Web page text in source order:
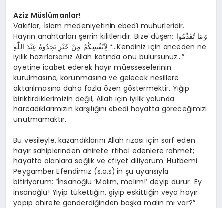
Aziz Müslümanlar!
Vakıflar, İslam medeniyetinin ebedî mühürleridir.
Hayrın anahtarları şerrin kilitleridir. Bize düşen; وَمَا تُقَدِّمُوا
لِاَنْفُسِكُمْ مِنْ خَيْرٍ تَجِدُوهُ عِنْدَ اللّٰهِ “…Kendiniz için önceden ne
iyilik hazırlarsanız Allah katında onu bulursunuz…”
ayetine icabet ederek hayır müesseselerinin
kurulmasına, korunmasına ve gelecek nesillere
aktarılmasına daha fazla özen göstermektir. Yığıp
biriktirdiklerimizin değil, Allah için iyilik yolunda
harcadıklarımızın karşılığını ebedi hayatta göreceğimizi
unutmamaktır.
Bu vesileyle, kazandıklarını Allah rızası için sarf eden
hayır sahiplerinden ahirete irtihal edenlere rahmet;
hayatta olanlara sağlık ve afiyet diliyorum. Hutbemi
Peygamber Efendimiz (s.a.s)’in şu uyarısıyla
bitiriyorum: “İnsanoğlu ‘Malım, malım!’ deyip durur. Ey
insanoğlu! Yiyip tükettiğin, giyip eskittiğin veya hayır
yapıp ahirete gönderdiğinden başka malın mı var?”